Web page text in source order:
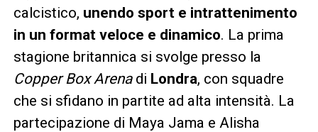
calcistico, unendo sport e intrattenimento
in un format veloce e dinamico. La prima
stagione britannica si svolge presso la
Copper Box Arenadi Londra, con squadre
che si sfidano in partite ad alta intensità. La
partecipazione di Maya Jama e Alisha